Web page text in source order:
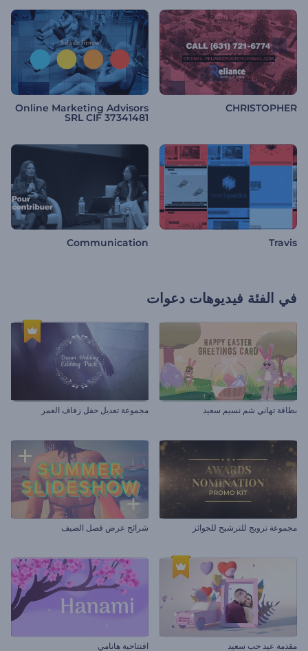
CHRISTOPHER
Online Marketing Advisors
SRL CIF 37341481
Travis
Communication
في الفئة فيديوهات دعوات
بطاقة تهاني شم نسيم سعيد مجموعة تعديل حفل زفاف العمر
مجموعة ترويج للترشيح للجوائز شرائح عرض فصل الصيف
مقدمة عيد حب سعيد افتتاحية هانامي